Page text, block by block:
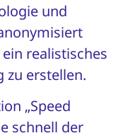
und
realistisches
zu erstellen.
„Speed
schnell der